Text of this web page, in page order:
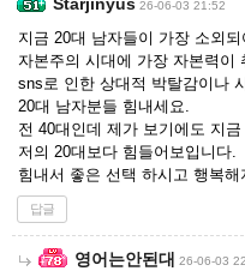
26-06-03 21:52
지금 20대 남자들이 가장 소외되
자본주의 시대에 가장 자본력이
sns로 인한 상대적 박탈감이나
20대 남자분들 힘내세요.
전 40대인데 제가 보기에도 지
저의 20대보다 힘들어보입니다.
힘내서 좋은 선택 하시고 행복해
답글
영어는안된대 26-06-03